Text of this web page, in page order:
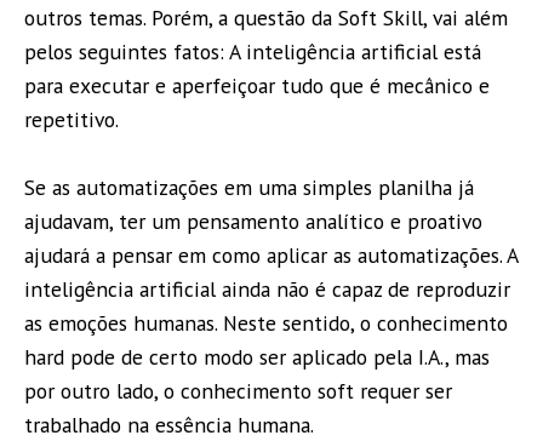
outros temas. Porém, a questão da Soft Skill, vai além
pelos seguintes fatos: A inteligência artificial está
para executar e aperfeiçoar tudo que é mecânico e
repetitivo.
Se as automatizações em uma simples planilha já
ajudavam, ter um pensamento analítico e proativo
ajudará a pensar em como aplicar as automatizações. A
inteligência artificial ainda não é capaz de reproduzir
as emoções humanas. Neste sentido, o conhecimento
hard pode de certo modo ser aplicado pela I.A., mas
por outro lado, o conhecimento soft requer ser
trabalhado na essência humana.